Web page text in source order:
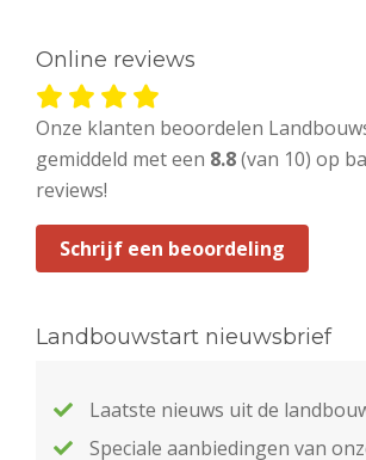
Online reviews
Onze klanten beoordelen
gemiddeld met een 8.8(van 10) op
reviews!
Schrijf een beoordeling
Landbouwstart nieuwsbrief
Laatste nieuws uit de
Speciale aanbiedingen van